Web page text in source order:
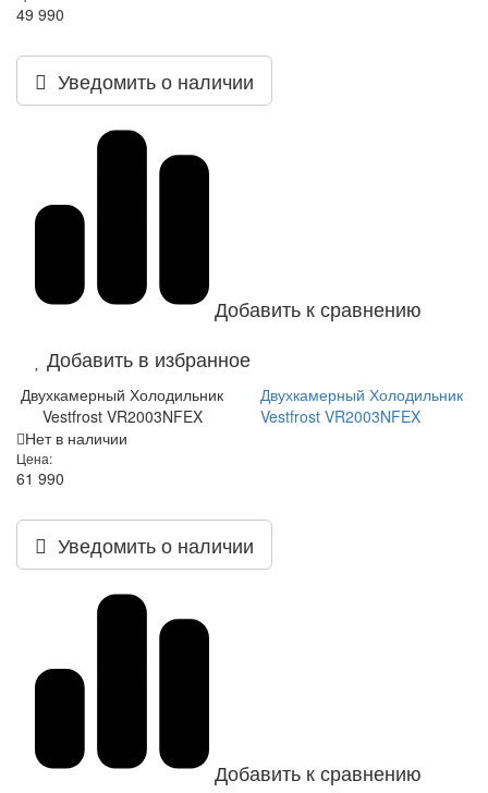
49 990
Уведомить о наличии
Добавить к сравнению
Добавить в избранное
Двухкамерный Холодильник
Vestfrost VR2003NFEX
Двухкамерный Холодильник
Vestfrost VR2003NFEX
Нет в наличии
Цена:
61 990
Уведомить о наличии
Добавить к сравнению